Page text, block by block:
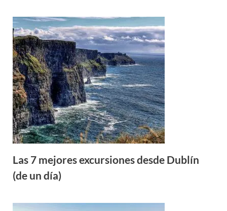
Las 7 mejores excursiones desde Dublín
(de un día)